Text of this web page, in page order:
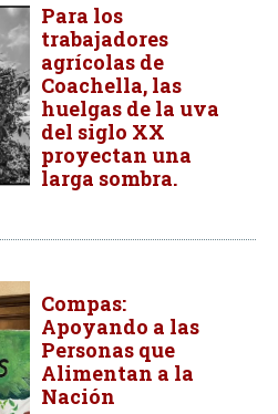
Para los
trabajadores
agrícolas de
Coachella, las
huelgas de la uva
del siglo XX
proyectan una
larga sombra.
Compas:
Apoyando a las
Personas que
Alimentan a la
Nación